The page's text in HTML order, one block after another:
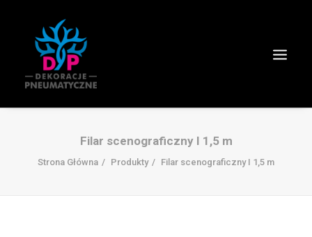
Filar scenograficzny I 1,5 m
Strona Główna Produkty Filar scenograficzny I 1,5 m